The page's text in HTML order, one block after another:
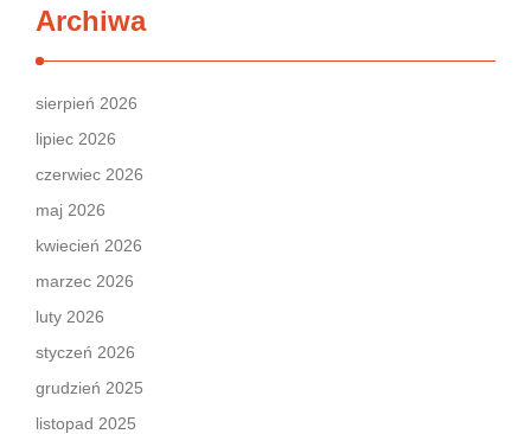
Archiwa
sierpień 2026
lipiec 2026
czerwiec 2026
maj 2026
kwiecień 2026
marzec 2026
luty 2026
styczeń 2026
grudzień 2025
listopad 2025